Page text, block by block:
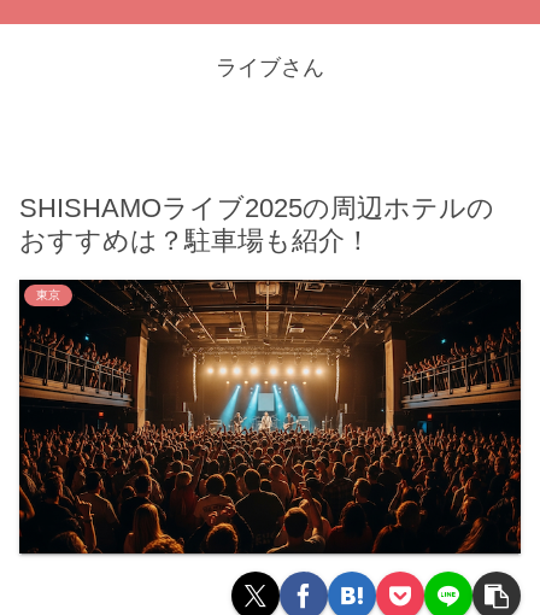
ライブさん
SHISHAMOライブ2025の周辺ホテルの
おすすめは？駐車場も紹介！
東京